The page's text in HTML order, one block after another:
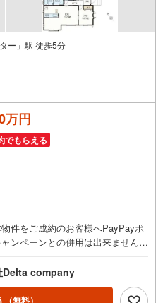
ー」駅 徒歩5分
万円
でもらえる
件をご成約のお客様へPayPayポ
ンペーンとの併用は出来ません※
額相当のPayPayポイントを付与
％または20万円のいずれか安価
トを付与
Delta company
（無料）